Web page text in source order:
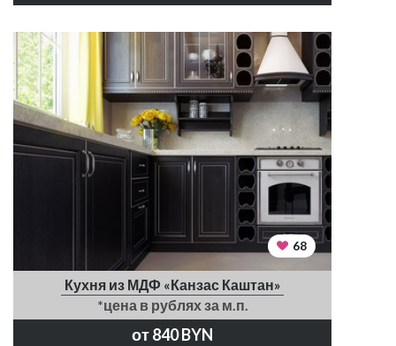
68
Кухня из МДФ «Канзас Каштан»
*цена в рублях за м.п.
от 840 BYN